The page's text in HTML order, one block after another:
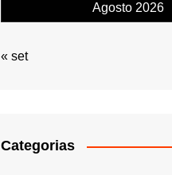
Agosto 2026
« set
Categorias